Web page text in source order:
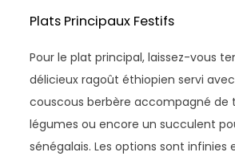
Plats Principaux Festifs
Pour le plat principal, laissez-vous
délicieux ragoût éthiopien servi avec
couscous berbère accompagné de
légumes ou encore un succulent
sénégalais. Les options sont infinies